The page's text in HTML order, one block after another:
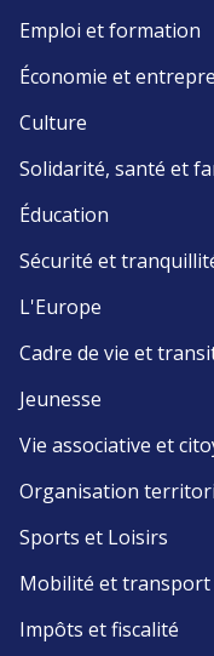
Emploi et formation
Économie et
Culture
Solidarité, santé et
Éducation
Sécurité et
L'Europe
Cadre de vie et
Jeunesse
Vie associative et
Organisation
Sports et Loisirs
Mobilité et transport
Impôts et fiscalité